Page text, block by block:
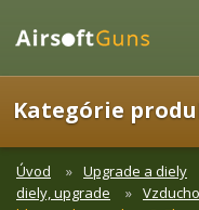
Kategórie
Úvod Upgrade a diely
diely, upgrade